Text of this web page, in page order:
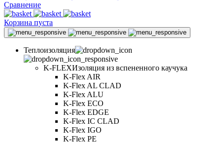
Сравнение
Корзина пуста
Теплоизоляция
K-FLEXИзоляция из вспененного каучука
K-Flex AIR
K-Flex AL CLAD
K-Flex ALU
K-Flex ECO
K-Flex EDGE
K-Flex IC CLAD
K-Flex IGO
K-Flex PE